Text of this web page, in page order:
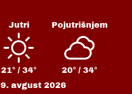
Jutri
21° / 34°
Pojutrišnjem
20° / 34°
9. avgust 2026